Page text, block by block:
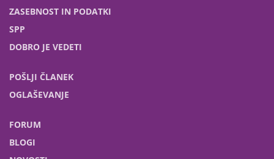
ZASEBNOST IN PODATKI
SPP
DOBRO JE VEDETI
POŠLJI ČLANEK
OGLAŠEVANJE
FORUM
BLOGI